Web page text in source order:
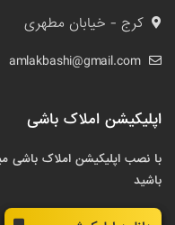
کرج - خیابان مطهری
amlakbashi@gmail.com
اپلیکیشن املاک باشی
با نصب اپلیکیشن املاک باشی
باشید